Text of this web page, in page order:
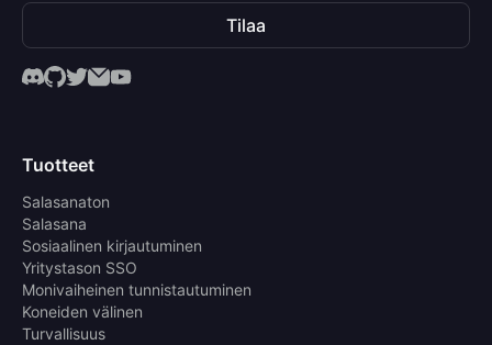
Tilaa
Tuotteet
Salasanaton
Salasana
Sosiaalinen kirjautuminen
Yritystason SSO
Monivaiheinen tunnistautuminen
Koneiden välinen
Turvallisuus